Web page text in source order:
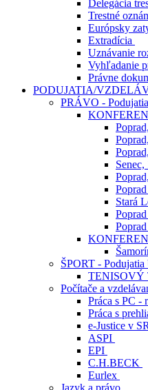
Delegácia
Trestné
Európsky
Extradícia
Uznávanie
Vyhľadanie
Právne
PODUJATIA/
PRÁVO -
Stará
ŠPORT - Podujatia
TENISOVÝ
Počítače a
Práca s PC -
Práca s
e-Justice v
ASPI
EPI
C.H.BECK
Eurlex
Jazyk a právo